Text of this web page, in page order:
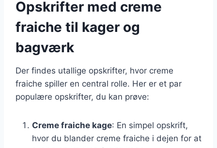
Opskrifter med creme
fraiche til kager og
bagværk
Der findes utallige opskrifter, hvor creme
fraiche spiller en central rolle. Her er et par
populære opskrifter, du kan prøve:
Creme fraiche kage: En simpel opskrift,
hvor du blander creme fraiche i dejen for at